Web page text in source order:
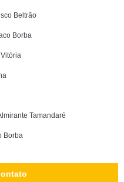
Beltrão
Borba
Tamandaré
Borba